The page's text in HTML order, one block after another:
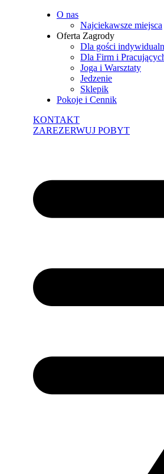
O nas
Najciekawsze miejsca
Oferta Zagrody
Dla gości
Dla Firm i
Joga i Warsztaty
Jedzenie
Sklepik
Pokoje i Cennik
KONTAKT
ZAREZERWUJ POBYT